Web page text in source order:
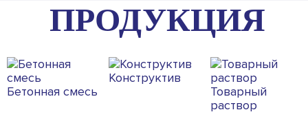
ПРОДУКЦИЯ
Бетонная смесь
Конструктив
Товарный
раствор